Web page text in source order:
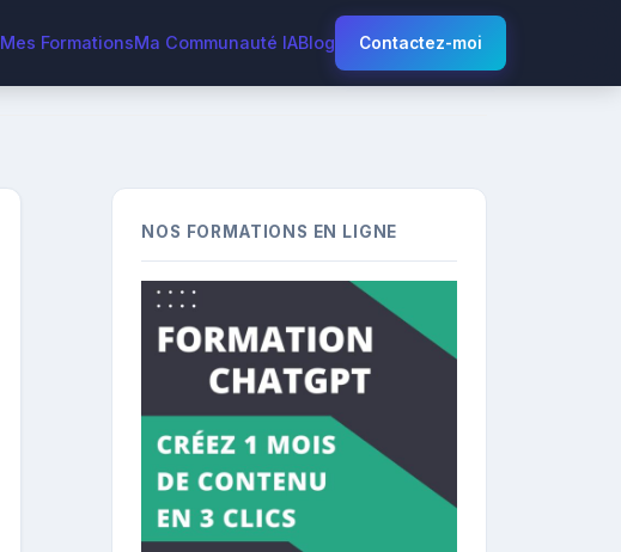
Mes FormationsMa Communauté IABlog Contactez-moi
NOS FORMATIONS EN LIGNE